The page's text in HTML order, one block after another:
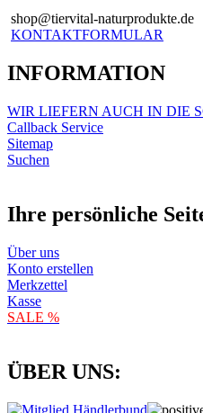
shop@tiervital-naturprodukte.de
KONTAKTFORMULAR
INFORMATION
WIR LIEFERN AUCH IN DIE
Callback Service
Sitemap
Suchen
Ihre persönliche
Über uns
Konto erstellen
Merkzettel
Kasse
SALE %
ÜBER UNS: